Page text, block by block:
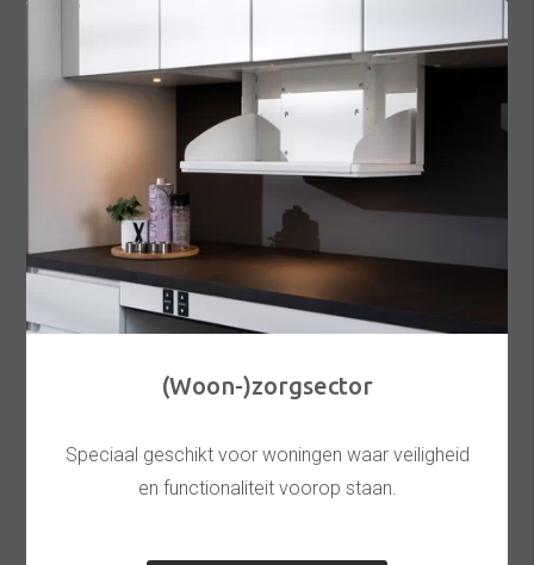
(Woon-)zorgsector
Speciaal geschikt voor woningen waar veiligheid
en functionaliteit voorop staan.